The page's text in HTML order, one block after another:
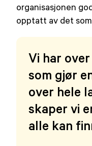
organisasjonen
opptatt av det
Vi har
som gjør
over hele
skaper vi
alle kan